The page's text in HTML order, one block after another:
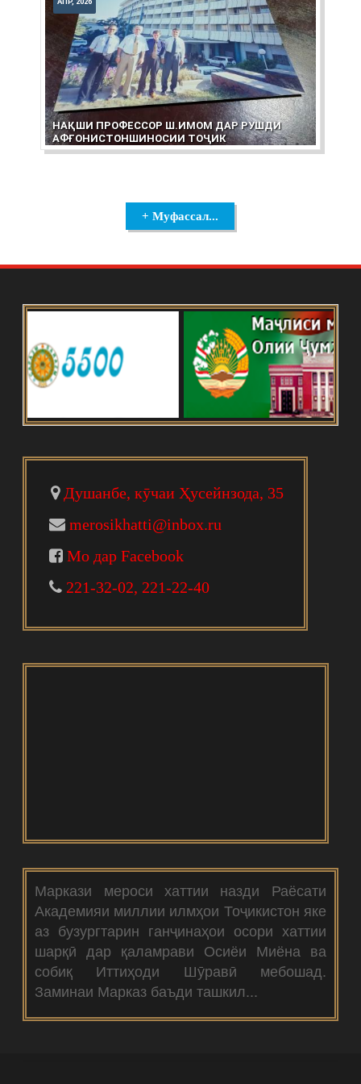
НАҚШИ ПРОФЕССОР Ш.ИМОМ ДАР РУШДИ
АФҒОНИСТОНШИНОСИИ ТОҶИК
+ Муфассал...
Душанбе, кӯчаи Ҳусейнзода, 35
merosikhatti@inbox.ru
Мо дар Facebook
221-32-02, 221-22-40
Маркази мероси хаттии назди Раёсати
Академияи миллии илмҳои Тоҷикистон яке
аз бузургтарин ганҷинаҳои осори хаттии
шарқӣ дар қаламрави Осиёи Миёна ва
собиқ Иттиҳоди Шӯравӣ мебошад.
Заминаи Марказ баъди ташкил...